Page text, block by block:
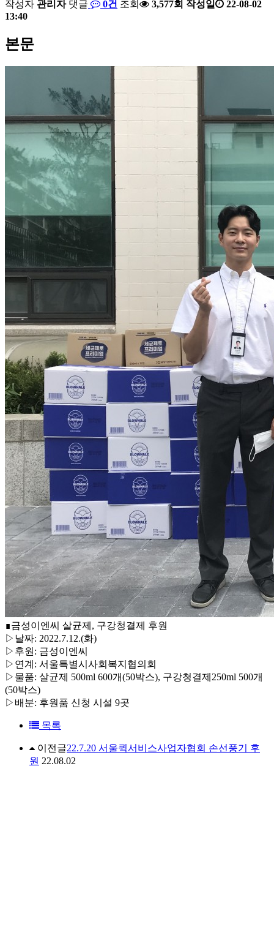
작성자 관리자 댓글 0건 조회 3,577회 작성일
22-08-02
13:40
본문
∎금성이엔씨 살균제, 구강청결제 후원
▷날짜: 2022.7.12.(화)
▷후원: 금성이엔씨
▷연계: 서울특별시사회복지협의회
▷물품: 살균제 500ml 600개(50박스), 구강청결제250ml 500개
(50박스)
▷배분: 후원품 신청 시설 9곳
목록
이전글22.7.20 서울퀵서비스사업자협회 손선풍기 후
원 22.08.02